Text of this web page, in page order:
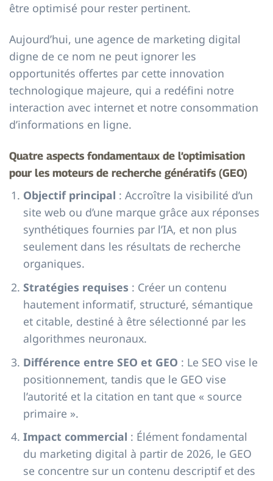
être optimisé pour rester pertinent.
Aujourd’hui, une agence de marketing digital
digne de ce nom ne peut ignorer les
opportunités offertes par cette innovation
technologique majeure, qui a redéfini notre
interaction avec internet et notre consommation
d’informations en ligne.
Quatre aspects fondamentaux de l’optimisation
pour les moteurs de recherche génératifs (GEO)
Objectif principal : Accroître la visibilité d’un
site web ou d’une marque grâce aux réponses
synthétiques fournies par l’IA, et non plus
seulement dans les résultats de recherche
organiques.
Stratégies requises : Créer un contenu
hautement informatif, structuré, sémantique
et citable, destiné à être sélectionné par les
algorithmes neuronaux.
Différence entre SEO et GEO : Le SEO vise le
positionnement, tandis que le GEO vise
l’autorité et la citation en tant que « source
primaire ».
Impact commercial : Élément fondamental
du marketing digital à partir de 2026, le GEO
se concentre sur un contenu descriptif et des